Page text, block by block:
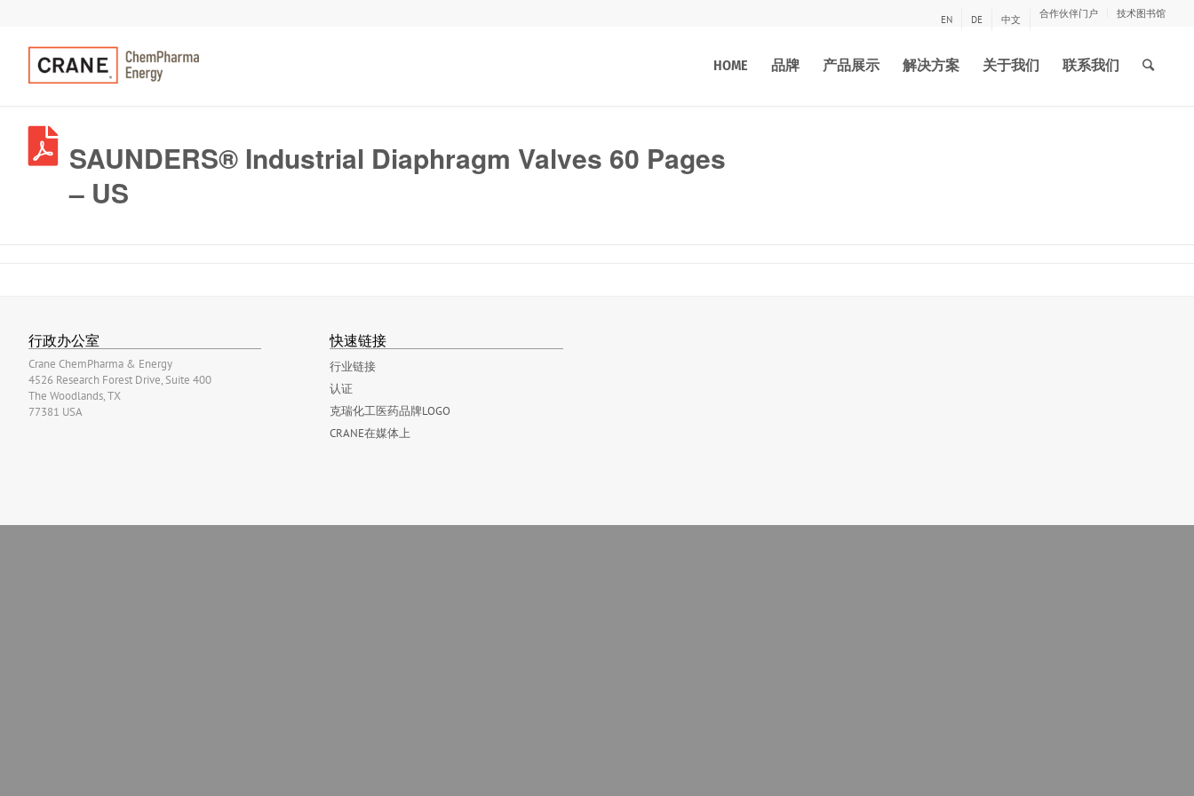
EN DE 中文 合作伙伴门户 技术图书馆
HOME 品牌 产品展示 解决方案 关于我们 联系我们
SAUNDERS® Industrial Diaphragm Valves 60 Pages
– US
行政办公室
Crane ChemPharma & Energy
4526 Research Forest Drive, Suite 400
The Woodlands, TX
77381 USA
快速链接
行业链接
认证
克瑞化工医药品牌LOGO
CRANE在媒体上